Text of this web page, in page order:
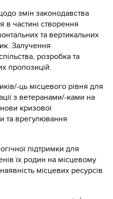
змін законодавства
в частині створення
та вертикальних
Залучення
розробка та
пропозицій.
ць місцевого рівня для
з ветеранами/-ками на
кризової
та врегулювання
підтримки для
їх родин на місцевому
місцевих ресурсів